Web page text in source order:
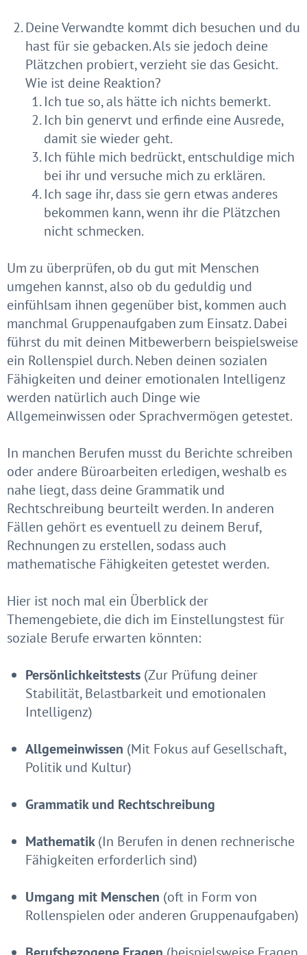
Deine Verwandte kommt dich besuchen und du
hast für sie gebacken. Als sie jedoch deine
Plätzchen probiert, verzieht sie das Gesicht.
Wie ist deine Reaktion?
Ich tue so, als hätte ich nichts bemerkt.
Ich bin genervt und erfinde eine Ausrede,
damit sie wieder geht.
Ich fühle mich bedrückt, entschuldige mich
bei ihr und versuche mich zu erklären.
Ich sage ihr, dass sie gern etwas anderes
bekommen kann, wenn ihr die Plätzchen
nicht schmecken.
Um zu überprüfen, ob du gut mit Menschen
umgehen kannst, also ob du geduldig und
einfühlsam ihnen gegenüber bist, kommen auch
manchmal Gruppenaufgaben zum Einsatz. Dabei
führst du mit deinen Mitbewerbern beispielsweise
ein Rollenspiel durch. Neben deinen sozialen
Fähigkeiten und deiner emotionalen Intelligenz
werden natürlich auch Dinge wie
Allgemeinwissen oder Sprachvermögen getestet.
In manchen Berufen musst du Berichte schreiben
oder andere Büroarbeiten erledigen, weshalb es
nahe liegt, dass deine Grammatik und
Rechtschreibung beurteilt werden. In anderen
Fällen gehört es eventuell zu deinem Beruf,
Rechnungen zu erstellen, sodass auch
mathematische Fähigkeiten getestet werden.
Hier ist noch mal ein Überblick der
Themengebiete, die dich im Einstellungstest für
soziale Berufe erwarten könnten:
Persönlichkeitstests (Zur Prüfung deiner
Stabilität, Belastbarkeit und emotionalen
Intelligenz)
Allgemeinwissen (Mit Fokus auf Gesellschaft,
Politik und Kultur)
Grammatik und Rechtschreibung
Mathematik(In Berufen in denen rechnerische
Fähigkeiten erforderlich sind)
Umgang mit Menschen (oft in Form von
Rollenspielen oder anderen Gruppenaufgaben)